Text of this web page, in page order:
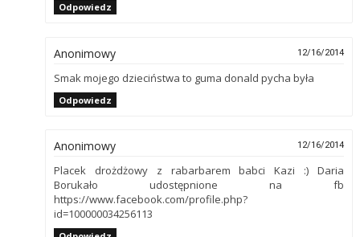
Odpowiedz
Anonimowy 12/16/2014
Smak mojego dzieciństwa to guma donald pycha była
Odpowiedz
Anonimowy 12/16/2014
Placek drożdżowy z rabarbarem babci Kazi :) Daria
Borukało udostępnione na fb
https://www.facebook.com/profile.php?
id=100000034256113